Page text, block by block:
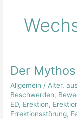
Der
Allgemein / Alter,
Beschwerden,
ED, Erektion,
Errektionsstörung,
Der
von
der
Austrocknung